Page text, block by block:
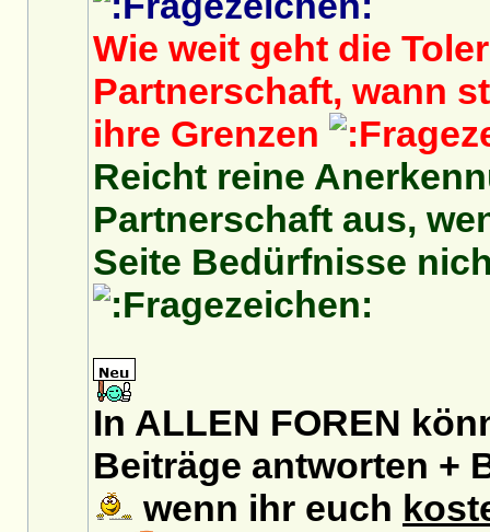
Wie weit geht die
Partnerschaft, wann
ihre Grenzen
Reicht reine
Partnerschaft aus,
Seite Bedürfnisse
In ALLEN FOREN
Beiträge antworten +
wenn ihr euch